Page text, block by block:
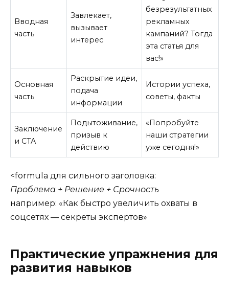
Вводная
часть
Завлекает,
вызывает
интерес
безрезультатных
рекламных
кампаний? Тогда
эта статья для
вас!»
Основная
часть
Раскрытие идеи,
подача
информации
Истории успеха,
советы, факты
Заключение
и CTA
Подытоживание,
призыв к
действию
«Попробуйте
наши стратегии
уже сегодня!»
<formula для сильного заголовка:
Проблема + Решение + Срочность
например: «Как быстро увеличить охваты в
соцсетях — секреты экспертов»
Практические упражнения для
развития навыков